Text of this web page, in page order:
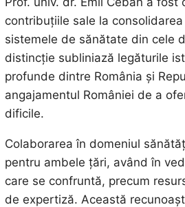
contribuțiile sale la
sistemele de sănătate din cele
distincție subliniază legăturile
profunde dintre România și
angajamentul României de a
dificile.
Colaborarea în domeniul
pentru ambele țări, având în
care se confruntă, precum
de expertiză. Această